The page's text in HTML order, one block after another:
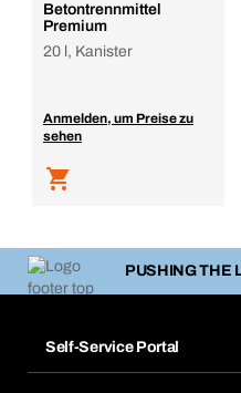
Betontrennmittel
Premium
20 l, Kanister
Anmelden, um Preise zu
sehen
PUSHING THE
Self-Service Portal